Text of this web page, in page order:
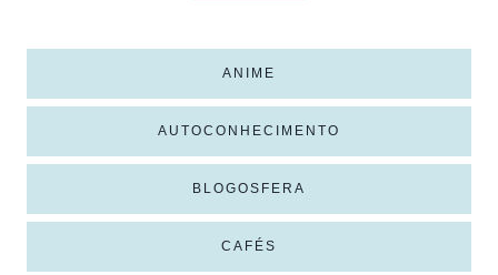
ANIME
AUTOCONHECIMENTO
BLOGOSFERA
CAFÉS